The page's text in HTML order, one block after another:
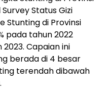
Status Gizi
Stunting di Provinsi
pada tahun 2022
Capaian ini
berada di 4 besar
terendah dibawah